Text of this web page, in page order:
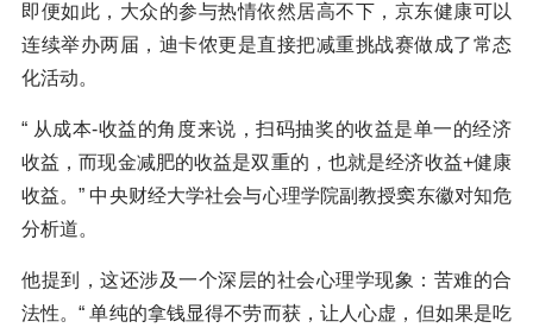
即便如此，大众的参与热情依然居高不下，京东健康可以
连续举办两届，迪卡侬更是直接把减重挑战赛做成了常态
化活动。
“ 从成本-收益的角度来说，扫码抽奖的收益是单一的经济
收益，而现金减肥的收益是双重的，也就是经济收益+健康
收益。” 中央财经大学社会与心理学院副教授窦东徽对知危
分析道。
他提到，这还涉及一个深层的社会心理学现象：苦难的合
法性。“ 单纯的拿钱显得不劳而获，让人心虚，但如果是吃